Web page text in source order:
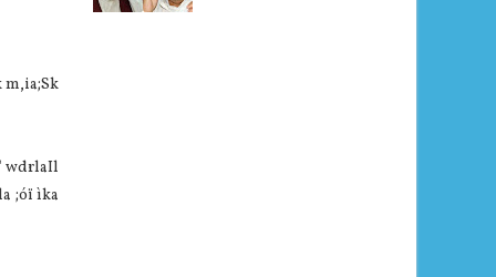
wdrlaIl
;óï ìka